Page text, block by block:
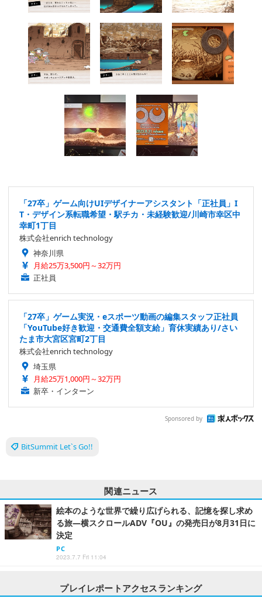
「27卒」ゲーム向けUIデザイナーアシスタント「正社員」I
T・デザイン系転職希望・駅チカ・未経験歓迎/川崎市幸区中
幸町1丁目
株式会社enrich technology
神奈川県
月給25万3,500円～32万円
正社員
「27卒」ゲーム実況・eスポーツ動画の編集スタッフ正社員
「YouTube好き歓迎・交通費全額支給」育休実績あり/さい
たま市大宮区宮町2丁目
株式会社enrich technology
埼玉県
月給25万1,000円～32万円
新卒・インターン
Sponsored by
BitSummit Let`s Go!!
関連ニュース
絵本のような世界で繰り広げられる、記憶を探し求め
る旅―横スクロールADV『OU』の発売日が8月31日に
決定
PC
2023.7.7 Fri 11:04
プレイレポートアクセスランキング